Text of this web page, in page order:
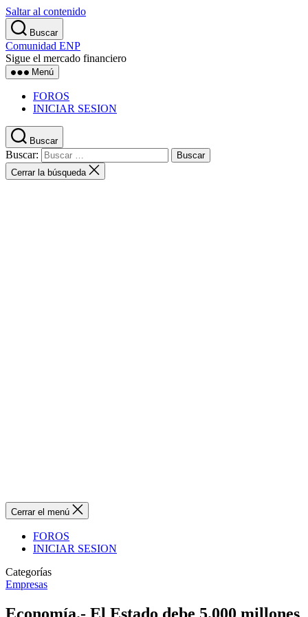
Saltar al contenido
Buscar
Comunidad ENP
Sigue el mercado financiero
Menú
FOROS
INICIAR SESION
Buscar
Buscar:
Cerrar la búsqueda
Cerrar el menú
FOROS
INICIAR SESION
Categorías
Empresas